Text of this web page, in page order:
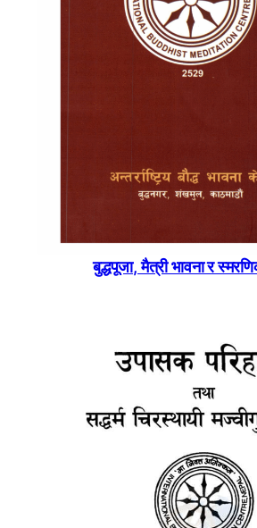
बुद्धपूजा, मैत्री भावना र